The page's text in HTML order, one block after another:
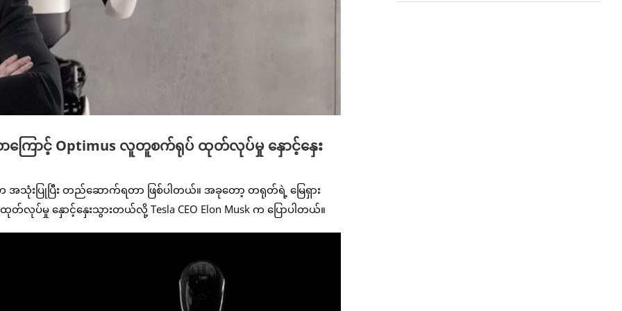
ောင့် Optimus လူတူစက်ရုပ် ထုတ်လုပ်မှု နှောင့်နှေး
သုံးပြုပြီး တည်ဆောက်ရတာ ဖြစ်ပါတယ်။ အခုတော့ တရုတ်ရဲ့ မြေရှား
နှောင့်နှေးသွားတယ်လို့ Tesla CEO Elon Musk က ပြောပါတယ်။